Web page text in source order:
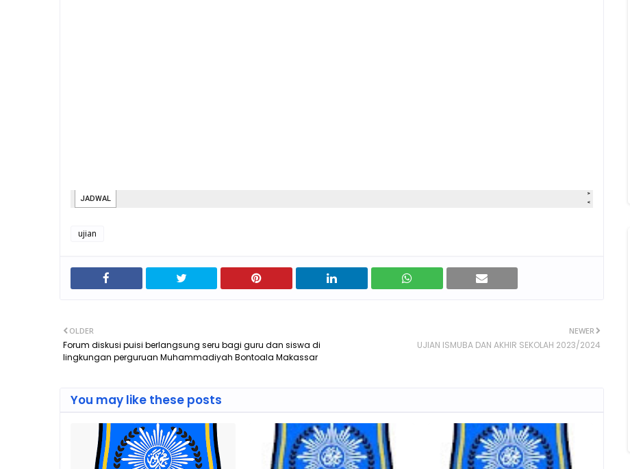
ujian
NEWER
UJIAN ISMUBA DAN AKHIR SEKOLAH 2023/2024
OLDER
Forum diskusi puisi berlangsung seru bagi guru dan siswa di
lingkungan perguruan Muhammadiyah Bontoala Makassar
You may like these posts